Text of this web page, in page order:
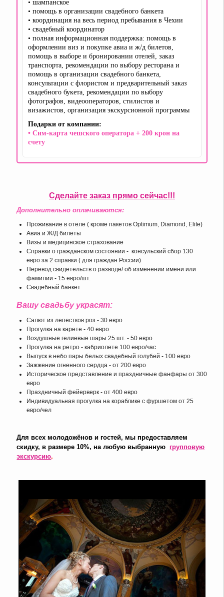
• шампанское
• помощь в организации свадебного банкета
• координация на весь период пребывания в Чехии
• свадебный координатор
• полная информационная поддержка: помощь в
оформлении виз и покупке авиа и ж/д билетов,
помощь в выборе и бронировании отелей, заказ
транспорта, рекомендации по выбору ресторана и
помощь в организации свадебного банкета,
консультации с флористом и предварительный заказ
свадебного букета, рекомендации по выбору
фотографов, видеооператоров, стилистов и
визажистов, организация экскурсионной программы
Подарки от компании:
• Сим-карта чешского оператора + 200 крон на
счету
Сделайте заказ прямо сейчас!!!
Дополнительно оплачиваются:
Проживание в отеле ( кроме пакетов Optimum, Diamond, Elite)
Авиа и Ж/Д билеты
Визы и медицинское страхование
Справки о гражданском состоянии - консульский сбор 130
евро за 2 справки ( для граждан России)
Перевод свидетельств о разводе/ об изменении имени или
фамилии - 15 евро/шт.
Свадебный банкет
Вашу свадьбу украсят:
Салют из лепестков роз - 30 евро
Прогулка на карете - 40 евро
Воздушные гелиевые шары 25 шт. - 50 евро
Прогулка на ретро - кабриолете 100 евро/час
Выпуск в небо пары белых свадебный голубей - 100 евро
Зажжение огненного сердца - от 200 евро
Историческое представление и праздничные фанфары от 300
евро
Праздничный фейерверк - от 400 евро
Индивидуальная прогулка на кораблике с фуршетом от 25
евро/чел
Для всех молодожёнов и гостей, мы предоставляем
скидку, в размере 10%, на любую выбранную групповую
экскурсию.